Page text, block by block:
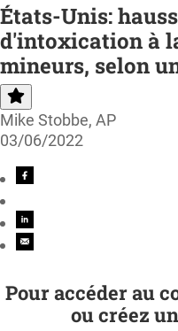
États-Unis:
d'intoxication à
mineurs, selon
Mike Stobbe, AP
03/06/2022
Pour accéder au
ou créez